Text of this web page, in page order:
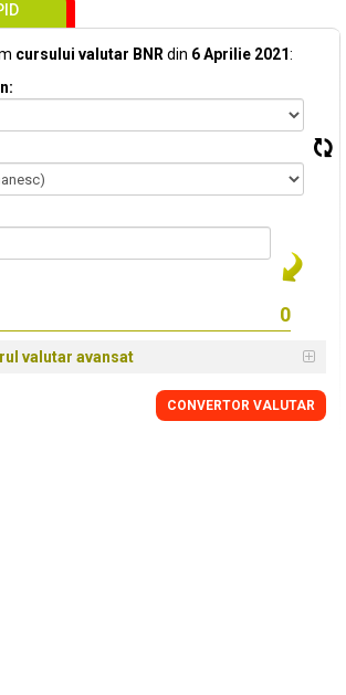
cursului valutar BNR din 6 Aprilie 2021:
valutar avansat
CONVERTOR VALUTAR